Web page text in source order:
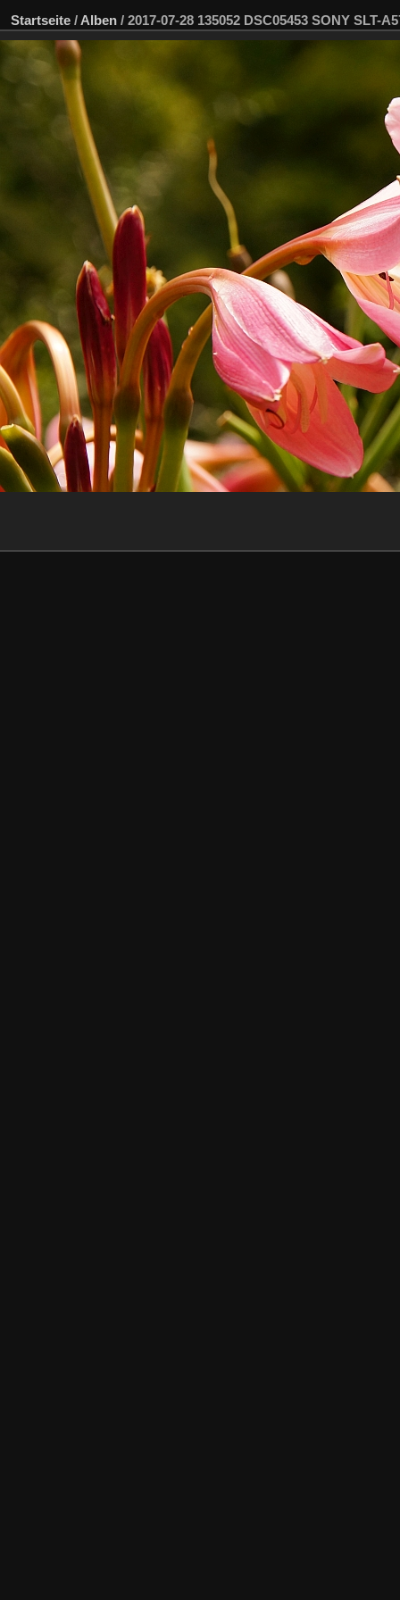
Startseite / Alben / 2017-07-28 135052 DSC05453 SONY SLT-